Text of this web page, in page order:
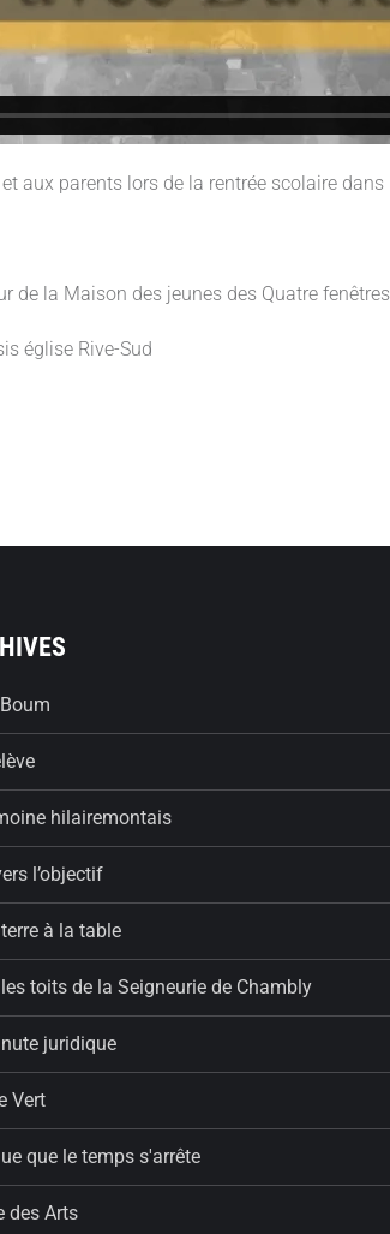
aux parents lors de la rentrée scolaire
de la Maison des jeunes des Quatre fenêtres
église Rive-Sud
hilairemontais
l’objectif
à la table
toits de la Seigneurie de Chambly
juridique
Vert
que le temps s'arrête
des Arts